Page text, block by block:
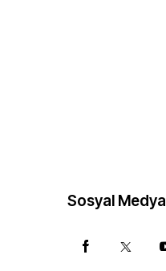
Sosyal Medya